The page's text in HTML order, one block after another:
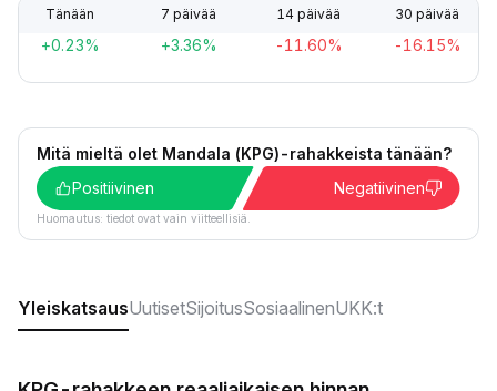
Tänään 7 päivää 14 päivää 30 päivää
+0.23% +3.36% -11.60% -16.15%
Mitä mieltä olet Mandala (KPG)-rahakkeista tänään?
Positiivinen
Negatiivinen
Huomautus: tiedot ovat vain viitteellisiä.
YleiskatsausUutisetSijoitusSosiaalinenUKK:t